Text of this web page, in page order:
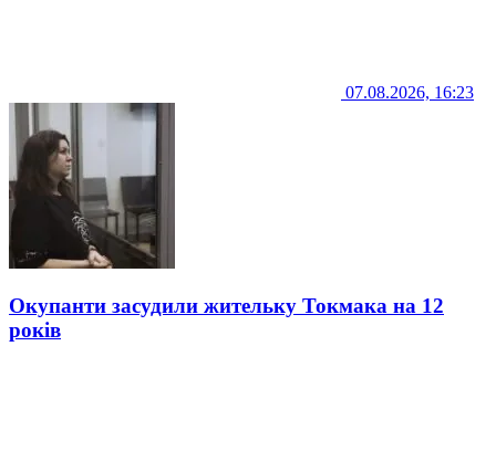
07.08.2026, 16:23
Окупанти засудили жительку Токмака на 12
років